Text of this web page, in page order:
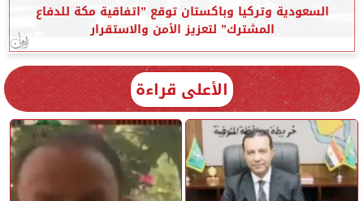
السعودية وتركيا وباكستان توقع ”اتفاقية مكة للدفاع
المشترك” لتعزيز الأمن والاستقرار
الأعلى قراءة